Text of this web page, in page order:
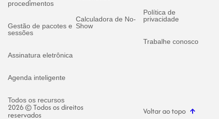
procedimentos
Gestão de pacotes e
sessões
Assinatura eletrônica
Agenda inteligente
Todos os recursos
Calculadora de No-
Show
Política de
privacidade
Trabalhe conosco
2026 © Todos os direitos
reservados Voltar ao topo